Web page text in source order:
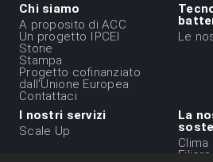
Menu
du
footer
-
1ere
ligne
Chi siamo
A proposito di ACC
Un progetto IPCEI
Storie
Stampa
Progetto cofinanziato
dall'Unione Europea
Contattaci
Le
I nostri servizi
Scale Up
La
Clima